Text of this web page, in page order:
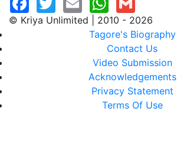
© Kriya Unlimited | 2010 - 2026
Tagore's Biography
Contact Us
Video Submission
Acknowledgements
Privacy Statement
Terms Of Use